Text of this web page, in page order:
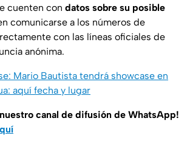
cuenten con datos sobre su posible
comunicarse a los números de
con las líneas oficiales de
anónima.
Mario Bautista tendrá showcase en
aquí fecha y lugar
nuestro canal de difusión de WhatsApp!